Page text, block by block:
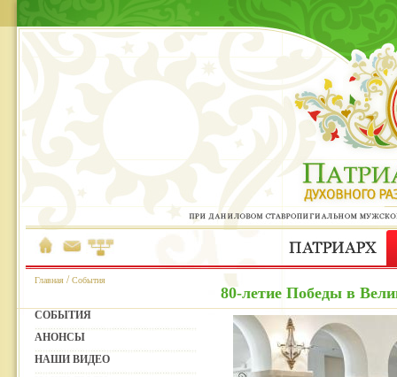
Главная /События
80-летие Победы в
СОБЫТИЯ
АНОНСЫ
НАШИ ВИДЕО